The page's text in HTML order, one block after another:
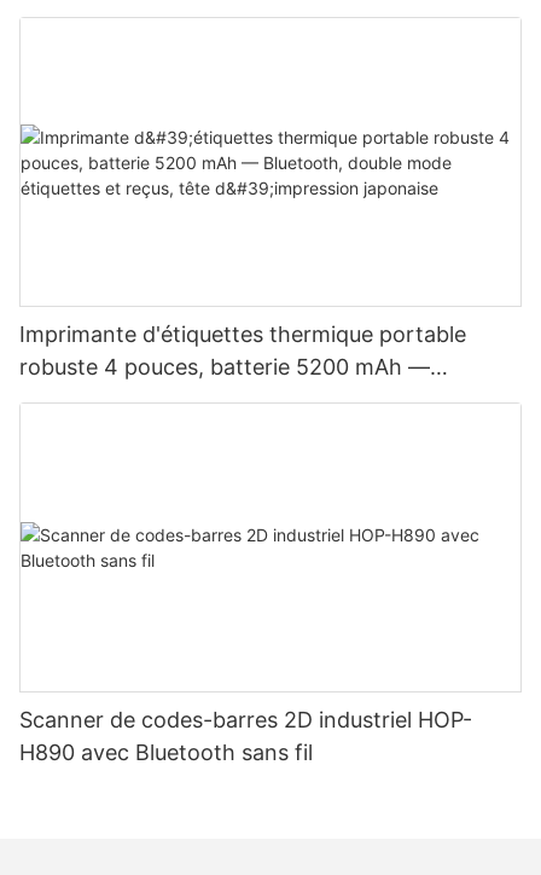
Imprimante d'étiquettes thermique portable
robuste 4 pouces, batterie 5200 mAh —
Bluetooth, double mode étiquettes et reçus, tête
Scanner de codes-barres 2D industriel HOP-
H890 avec Bluetooth sans fil